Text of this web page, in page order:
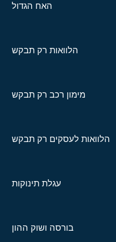
האח הגדול
הלוואות רק תבקש
מימון רכב רק תבקש
הלוואות לעסקים רק תבקש
עגלת תינוקות
בורסה ושוק ההון